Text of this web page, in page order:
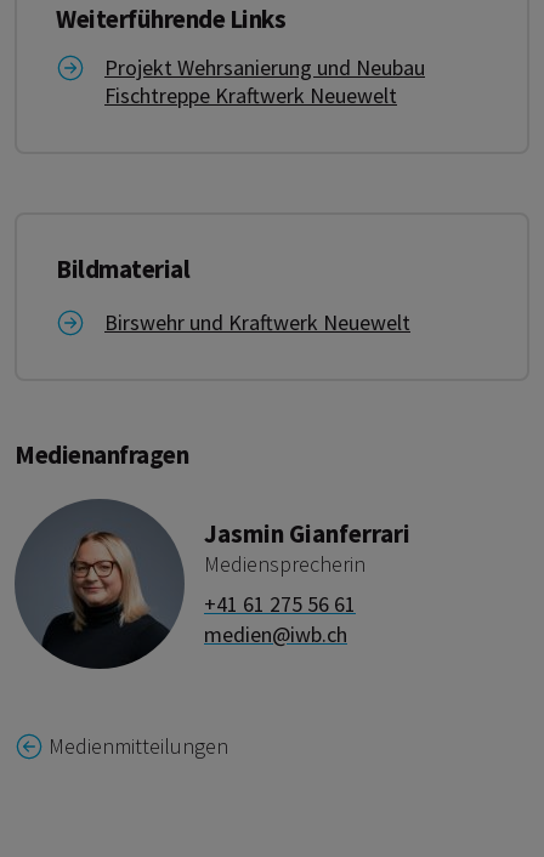
Weiterführende Links
Link zu Projekt Wehrsanierung und Neubau
Projekt Wehrsanierung und Neubau
Fischtreppe Kraftwerk Neuewelt
Bildmaterial
Link zu Birswehr und Kraftwerk Neuewelt
Birswehr und Kraftwerk Neuewelt
Medienanfragen
Jasmin Gianferrari
Mediensprecherin
+41 61 275 56 61
medien@iwb.ch
Medienmitteilungen